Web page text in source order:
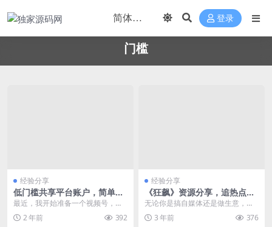
登录
门槛
经验分享
低门槛共享平台账户，简单操
作日入300
最近，我开始准备一个视频号，重
新关注于某些软件，并验证了一句
话。在我们看不起的许...
2 年前 392
经验分享
《狂飙》资源分享，追热点零
门槛变现
无论你是搞自媒体还是做生意，永
远有这么一句靠谱的话：热点就是
流量，流量就是钱。 ...
3 年前 376